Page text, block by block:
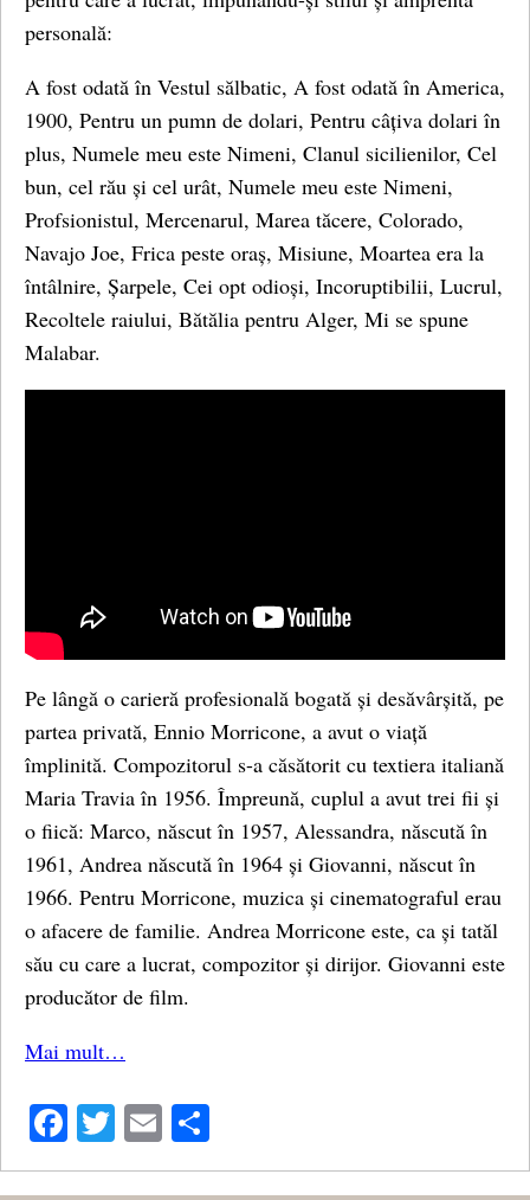
personală:
A fost odată în Vestul sălbatic, A fost odată în America,
1900, Pentru un pumn de dolari, Pentru câțiva dolari în
plus, Numele meu este Nimeni, Clanul sicilienilor, Cel
bun, cel rău și cel urât, Numele meu este Nimeni,
Profsionistul, Mercenarul, Marea tăcere, Colorado,
Navajo Joe, Frica peste oraș, Misiune, Moartea era la
întâlnire, Șarpele, Cei opt odioși, Incoruptibilii, Lucrul,
Recoltele raiului, Bătălia pentru Alger, Mi se spune
Malabar.
Pe lângă o carieră profesională bogată și desăvârșită, pe
partea privată, Ennio Morricone, a avut o viață
împlinită. Compozitorul s-a căsătorit cu textiera italiană
Maria Travia în 1956. Împreună, cuplul a avut trei fii și
o fiică: Marco, născut în 1957, Alessandra, născută în
1961, Andrea născută în 1964 și Giovanni, născut în
1966. Pentru Morricone, muzica și cinematograful erau
o afacere de familie. Andrea Morricone este, ca și tatăl
său cu care a lucrat, compozitor și dirijor. Giovanni este
producător de film.
Mai mult…
Facebook
Twitter
Email